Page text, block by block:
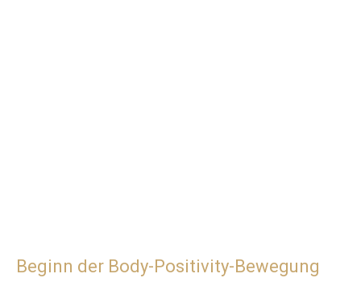
Beginn der Body-Positivity-Bewegung